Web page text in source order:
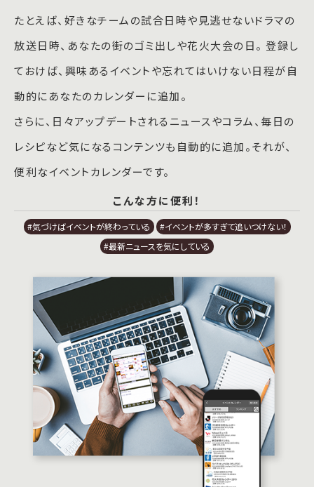
たとえば、好きなチームの試合日時や見逃せないドラマの
放送日時、あなたの街のゴミ出しや花火大会の日。 登録し
ておけば、興味あるイベントや忘れてはいけない日程が自
動的にあなたのカレンダーに追加。
さらに、日々アップデートされるニュースやコラム、毎日の
レシピなど気になるコンテンツも自動的に追加。それが、
便利なイベントカレンダーです。
こんな方に便利！
#気づけばイベントが終わっている
#イベントが多すぎて追いつけない！
#最新ニュースを気にしている